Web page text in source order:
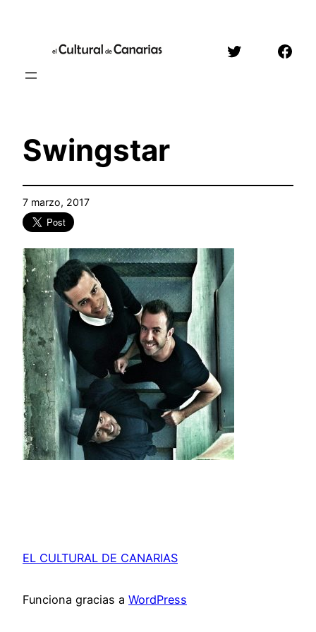
contenido
Twitter
Swingstar
7 marzo, 2017
EL CULTURAL DE CANARIAS
Funciona gracias a WordPress